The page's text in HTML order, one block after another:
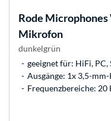
Rode Microphones
Mikrofon
dunkelgrün
geeignet für: HiFi, PC,
Ausgänge: 1x 3,5-
Frequenzbereiche: 20